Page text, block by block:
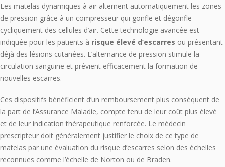
Les matelas dynamiques à air alternent automatiquement les zones
de pression grâce à un compresseur qui gonfle et dégonfle
cycliquement des cellules d’air. Cette technologie avancée est
indiquée pour les patients à risque élevé d’escarres ou présentant
déjà des lésions cutanées. L’alternance de pression stimule la
circulation sanguine et prévient efficacement la formation de
nouvelles escarres.
Ces dispositifs bénéficient d’un remboursement plus conséquent de
la part de l’Assurance Maladie, compte tenu de leur coût plus élevé
et de leur indication thérapeutique renforcée. Le médecin
prescripteur doit généralement justifier le choix de ce type de
matelas par une évaluation du risque d’escarres selon des échelles
reconnues comme l’échelle de Norton ou de Braden.